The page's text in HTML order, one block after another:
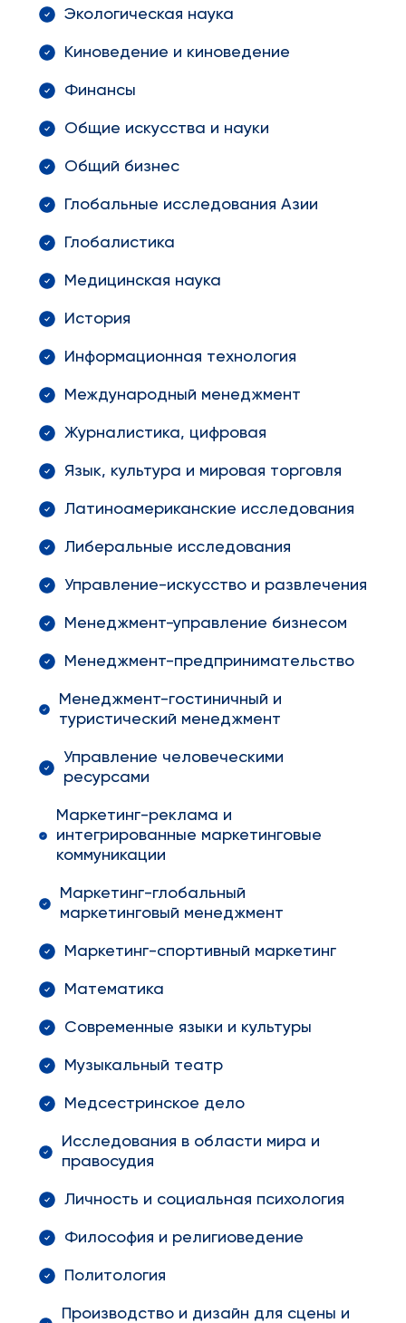
Экологическая наука
Киноведение и киноведение
Финансы
Общие искусства и науки
Общий бизнес
Глобальные исследования Азии
Глобалистика
Медицинская наука
История
Информационная технология
Международный менеджмент
Журналистика, цифровая
Язык, культура и мировая торговля
Латиноамериканские исследования
Либеральные исследования
Управление-искусство и развлечения
Менеджмент-управление бизнесом
Менеджмент-предпринимательство
Менеджмент-гостиничный и
туристический менеджмент
Управление человеческими
ресурсами
Маркетинг-реклама и
интегрированные маркетинговые
коммуникации
Маркетинг-глобальный
маркетинговый менеджмент
Маркетинг-спортивный маркетинг
Математика
Современные языки и культуры
Музыкальный театр
Медсестринское дело
Исследования в области мира и
правосудия
Личность и социальная психология
Философия и религиоведение
Политология
Производство и дизайн для сцены и